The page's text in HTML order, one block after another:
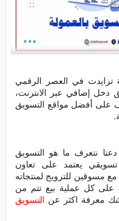
تزايدت في العصر الرقمي
دخل إضافي عبر الانترنت،
على أفضل مواقع التسويق
نتعرف ما هو التسويق
يعتمد على تعاون
مسوقين للترويج لمنتجاته
على كل عملية بيع تتم من
معرفة اكثر عن
التسويق